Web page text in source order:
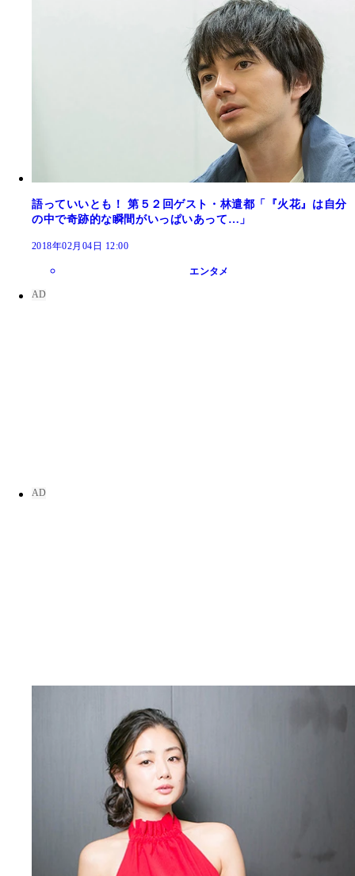
語っていいとも！ 第５２回ゲスト・林遣都「『火花』は自分
の中で奇跡的な瞬間がいっぱいあって…」
2018年02月04日 12:00
エンタメ